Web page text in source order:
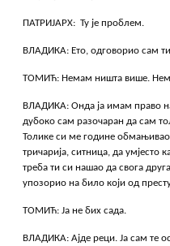
ПАТРИЈАРХ: Ту је проблем.
ВЛАДИКА: Ето, одговорио сам ти
ТОМИЋ: Немам ништа више.
ВЛАДИКА: Онда ја имам право
дубоко сам разочаран да сам
Толике си ме године
тричарија, ситница, да умјесто
треба ти си нашао да свога
упозорио на било који од
ТОМИЋ: Ја не бих сада.
ВЛАДИКА: Ајде реци. Ја сам те